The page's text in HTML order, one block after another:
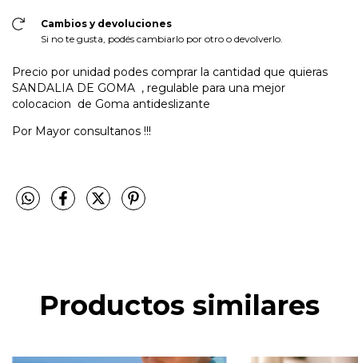
Cambios y devoluciones
Si no te gusta, podés cambiarlo por otro o devolverlo.
Precio por unidad podes comprar la cantidad que quieras
SANDALIA DE GOMA , regulable para una mejor
colocacion de Goma antideslizante
Por Mayor consultanos !!!
Productos similares